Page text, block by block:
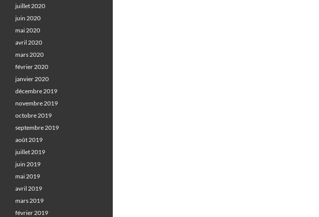
juillet 2020
juin 2020
mai 2020
avril 2020
mars 2020
février 2020
janvier 2020
décembre 2019
novembre 2019
octobre 2019
septembre 2019
août 2019
juillet 2019
juin 2019
mai 2019
avril 2019
mars 2019
février 2019